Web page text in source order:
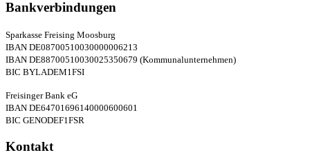
Bankverbindungen
Sparkasse Freising Moosburg
IBAN DE08700510030000006213
IBAN DE88700510030025350679 (Kommunalunternehmen)
BIC BYLADEM1FSI
Freisinger Bank eG
IBAN DE64701696140000600601
BIC GENODEF1FSR
Kontakt